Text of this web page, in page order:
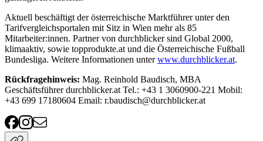
Aktuell beschäftigt der österreichische Marktführer unter den
Tarifvergleichsportalen mit Sitz in Wien mehr als 85
Mitarbeiter:innen. Partner von durchblicker sind Global 2000,
klimaaktiv, sowie topprodukte.at und die Österreichische Fußball
Bundesliga. Weitere Informationen unterwww.durchblicker.at.
Rückfragehinweis: Mag. Reinhold Baudisch, MBA
Geschäftsführer durchblicker.at Tel.: +43 1 3060900-221 Mobil:
+43 699 17180604 Email: r.baudisch@durchblicker.at